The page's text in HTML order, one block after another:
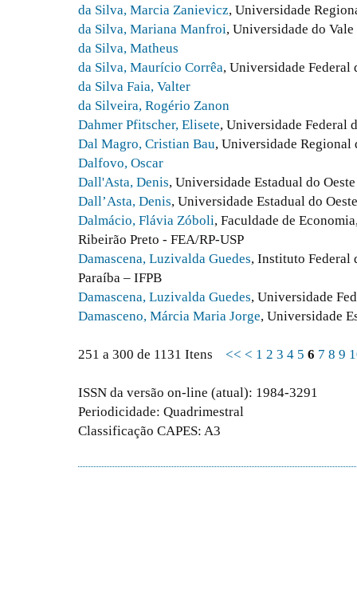
da Silva, Marcia Zanievicz, Universidade
da Silva, Mariana Manfroi, Universidade do
da Silva, Matheus
da Silva, Maurício Corrêa, Universidade Federal
da Silva Faia, Valter
da Silveira, Rogério Zanon
Dahmer Pfitscher, Elisete, Universidade Federal
Dal Magro, Cristian Bau, Universidade Regional
Dalfovo, Oscar
Dall'Asta, Denis, Universidade Estadual do
Dall’Asta, Denis, Universidade Estadual do
Dalmácio, Flávia Zóboli, Faculdade de
Ribeirão Preto - FEA/RP-USP
Damascena, Luzivalda Guedes, Instituto Federal
Paraíba – IFPB
Damascena, Luzivalda Guedes, Universidade
Damasceno, Márcia Maria Jorge, Universidade
251 a 300 de 1131 Itens << < 1 2 3 4 5 6 7 8 9
ISSN da versão on-line (atual): 1984-3291
Periodicidade: Quadrimestral
Classificação CAPES: A3